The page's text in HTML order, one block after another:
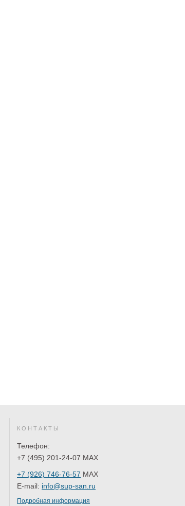
КОНТАКТЫ
Телефон:
+7 (495) 201-24-07 MAX
+7 (926) 746-76-57 MAX
E-mail: info@sup-san.ru
Подробная информация